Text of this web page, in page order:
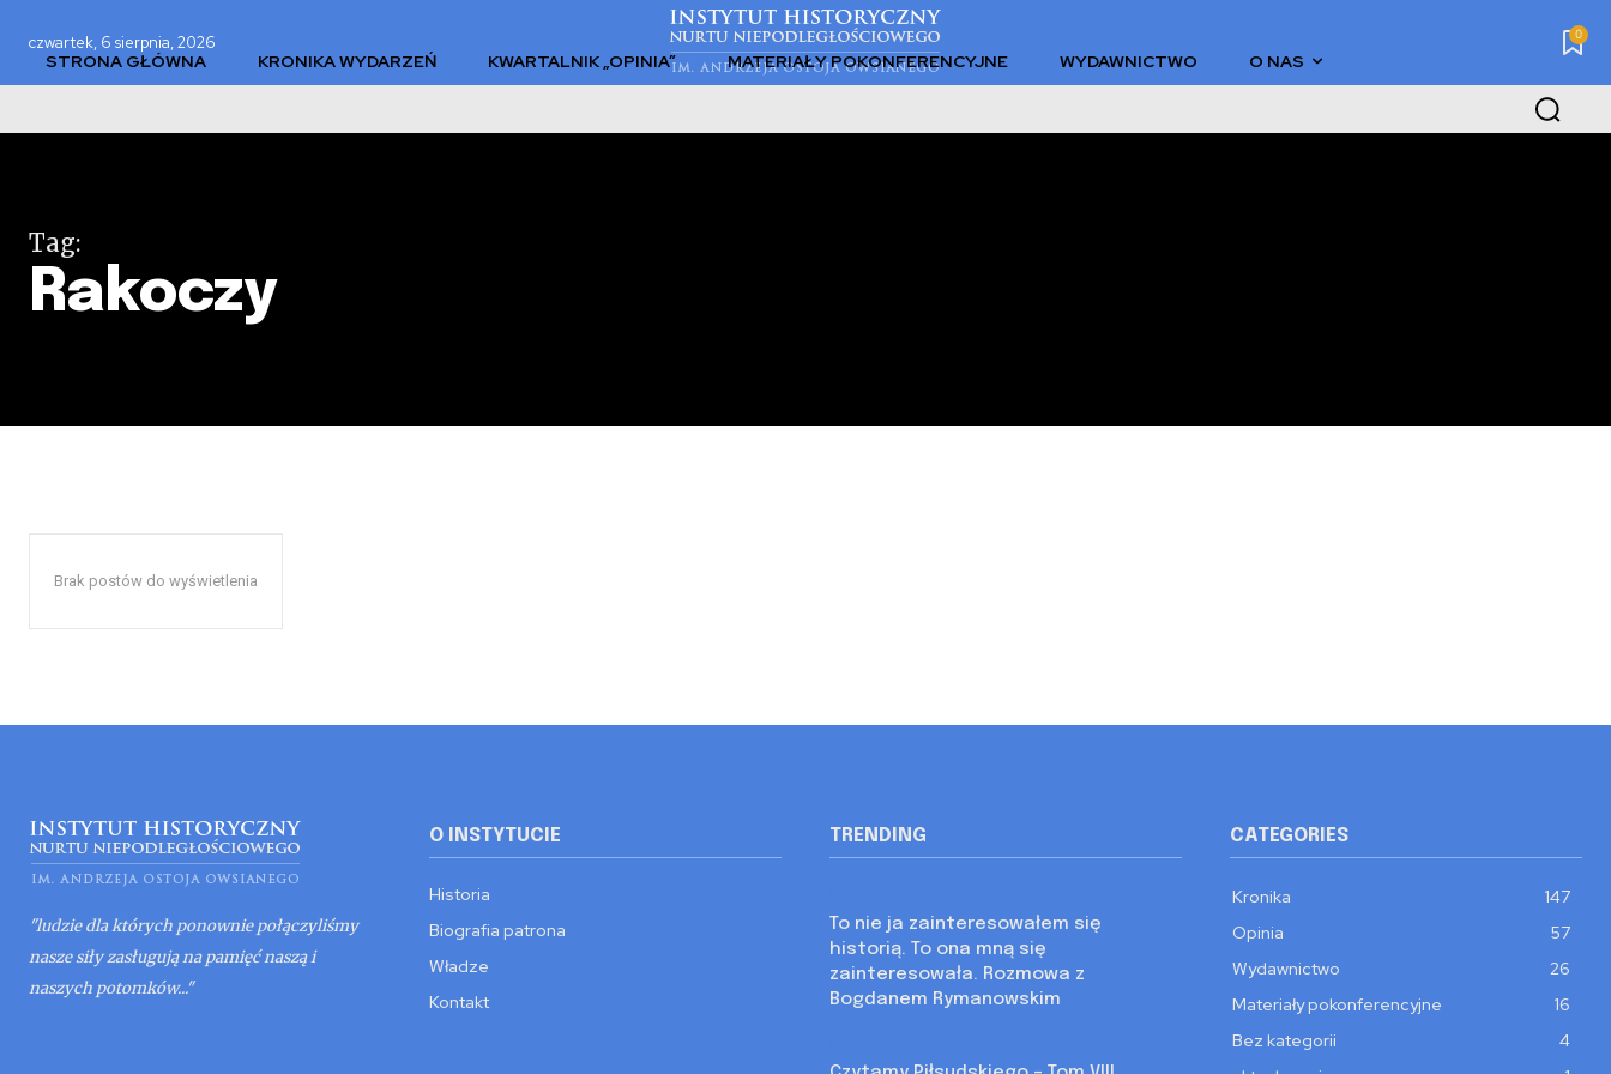
czwartek, 6 sierpnia, 2026 0
STRONA GŁÓWNA KRONIKA WYDARZEŃ KWARTALNIK „OPINIA” MATERIAŁY POKONFERENCYJNE WYDAWNICTWO O NAS
Tag:
Rakoczy
Brak postów do wyświetlenia
"ludzie dla których ponownie połączyliśmy
nasze siły zasługują na pamięć naszą i
naszych potomków..."
O INSTYTUCIE
Historia
Biografia patrona
Władze
Kontakt
TRENDING
To nie ja zainteresowałem się
historią. To ona mną się
zainteresowała. Rozmowa z
Bogdanem Rymanowskim
CATEGORIES
Kronika
147
Opinia
57
Wydawnictwo
26
Materiały pokonferencyjne
16
Bez kategorii
4